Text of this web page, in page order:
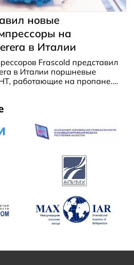
новые
на
в Италии
Frascold представил
в Италии поршневые
работающие на пропане.
для бытовых нужд при
благодаря сжатию газа до